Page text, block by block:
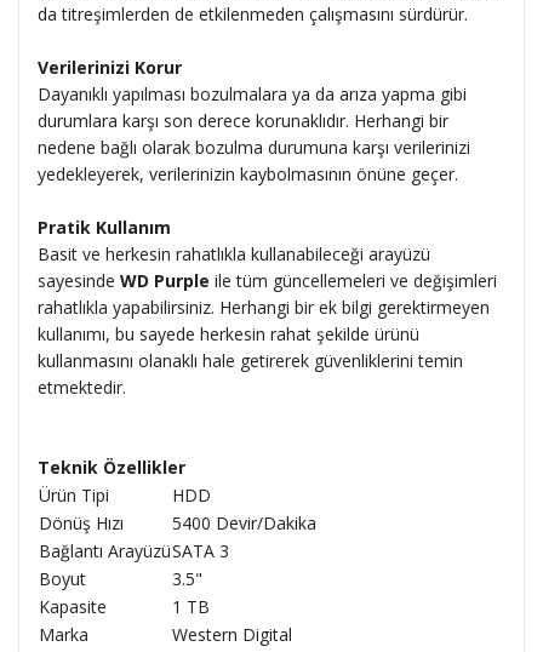
da titreşimlerden de etkilenmeden çalışmasını sürdürür.
Verilerinizi Korur
Dayanıklı yapılması bozulmalara ya da arıza yapma gibi
durumlara karşı son derece korunaklıdır. Herhangi bir
nedene bağlı olarak bozulma durumuna karşı verilerinizi
yedekleyerek, verilerinizin kaybolmasının önüne geçer.
Pratik Kullanım
Basit ve herkesin rahatlıkla kullanabileceği arayüzü
sayesinde WD Purple ile tüm güncellemeleri ve değişimleri
rahatlıkla yapabilirsiniz. Herhangi bir ek bilgi gerektirmeyen
kullanımı, bu sayede herkesin rahat şekilde ürünü
kullanmasını olanaklı hale getirerek güvenliklerini temin
etmektedir.
Teknik Özellikler
Ürün Tipi
HDD
Dönüş Hızı
5400 Devir/Dakika
Bağlantı ArayüzüSATA 3
Boyut
3.5"
Kapasite
1 TB
Marka
Western Digital